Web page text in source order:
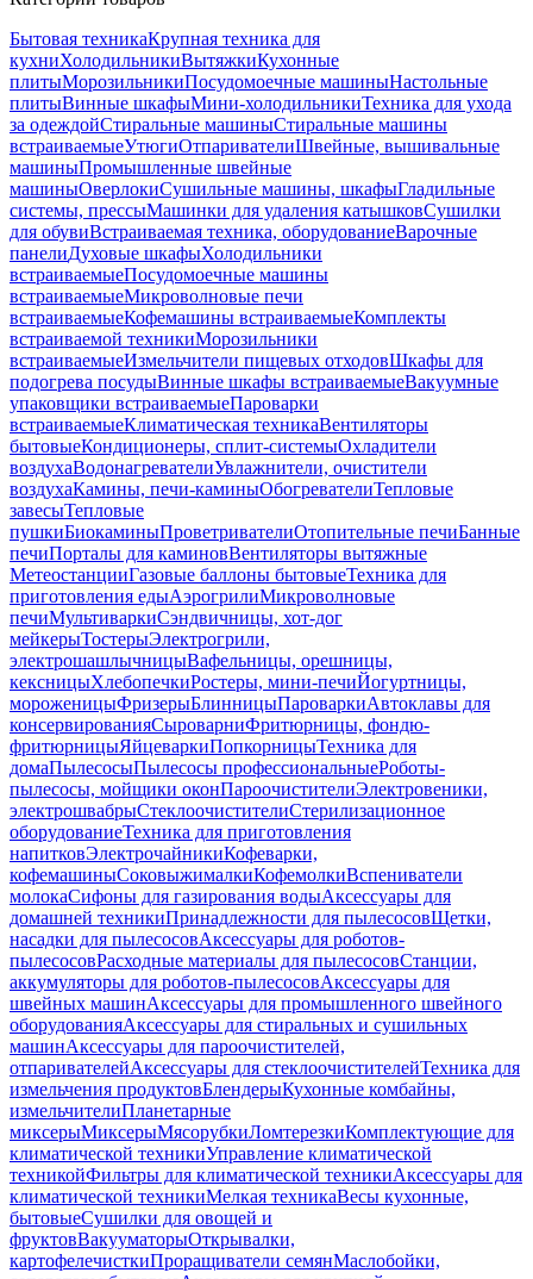
Бытовая техникаКрупная техника для
кухниХолодильникиВытяжкиКухонные
плитыМорозильникиПосудомоечные машиныНастольные
плитыВинные шкафыМини-холодильникиТехника для ухода
за одеждойСтиральные машиныСтиральные машины
встраиваемыеУтюгиОтпаривателиШвейные, вышивальные
машиныПромышленные швейные
машиныОверлокиСушильные машины, шкафыГладильные
системы, прессыМашинки для удаления катышковСушилки
для обувиВстраиваемая техника, оборудованиеВарочные
панелиДуховые шкафыХолодильники
встраиваемыеПосудомоечные машины
встраиваемыеМикроволновые печи
встраиваемыеКофемашины встраиваемыеКомплекты
встраиваемой техникиМорозильники
встраиваемыеИзмельчители пищевых отходовШкафы для
подогрева посудыВинные шкафы встраиваемыеВакуумные
упаковщики встраиваемыеПароварки
встраиваемыеКлиматическая техникаВентиляторы
бытовыеКондиционеры, сплит-системыОхладители
воздухаВодонагревателиУвлажнители, очистители
воздухаКамины, печи-каминыОбогревателиТепловые
завесыТепловые
пушкиБиокаминыПроветривателиОтопительные печиБанные
печиПорталы для каминовВентиляторы вытяжные
МетеостанцииГазовые баллоны бытовыеТехника для
приготовления едыАэрогрилиМикроволновые
печиМультиваркиСэндвичницы, хот-дог
мейкерыТостерыЭлектрогрили,
электрошашлычницыВафельницы, орешницы,
кексницыХлебопечкиРостеры, мини-печиЙогуртницы,
мороженицыФризерыБлинницыПароваркиАвтоклавы для
консервированияСыроварниФритюрницы, фондю-
фритюрницыЯйцеваркиПопкорницыТехника для
домаПылесосыПылесосы профессиональныеРоботы-
пылесосы, мойщики оконПароочистителиЭлектровеники,
электрошвабрыСтеклоочистителиСтерилизационное
оборудованиеТехника для приготовления
напитковЭлектрочайникиКофеварки,
кофемашиныСоковыжималкиКофемолкиВспениватели
молокаСифоны для газирования водыАксессуары для
домашней техникиПринадлежности для пылесосовЩетки,
насадки для пылесосовАксессуары для роботов-
пылесосовРасходные материалы для пылесосовСтанции,
аккумуляторы для роботов-пылесосовАксессуары для
швейных машинАксессуары для промышленного швейного
оборудованияАксессуары для стиральных и сушильных
машинАксессуары для пароочистителей,
отпаривателейАксессуары для стеклоочистителейТехника для
измельчения продуктовБлендерыКухонные комбайны,
измельчителиПланетарные
миксерыМиксерыМясорубкиЛомтерезкиКомплектующие для
климатической техникиУправление климатической
техникойФильтры для климатической техникиАксессуары для
климатической техникиМелкая техникаВесы кухонные,
бытовыеСушилки для овощей и
фруктовВакууматорыОткрывалки,
картофелечисткиПроращиватели семянМаслобойки,